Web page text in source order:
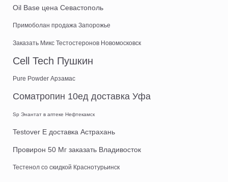
Oil Base цена Севастополь
Примоболан продажа Запорожье
Заказать Микс Тестостеронов Новомосковск
Cell Tech Пушкин
Pure Powder Арзамас
Cоматропин 10ед доставка Уфа
Sp Энантат в аптеке Нефтекамск
Testover E доставка Астрахань
Провирон 50 Мг заказать Владивосток
Тестенол со скидкой Краснотурьинск